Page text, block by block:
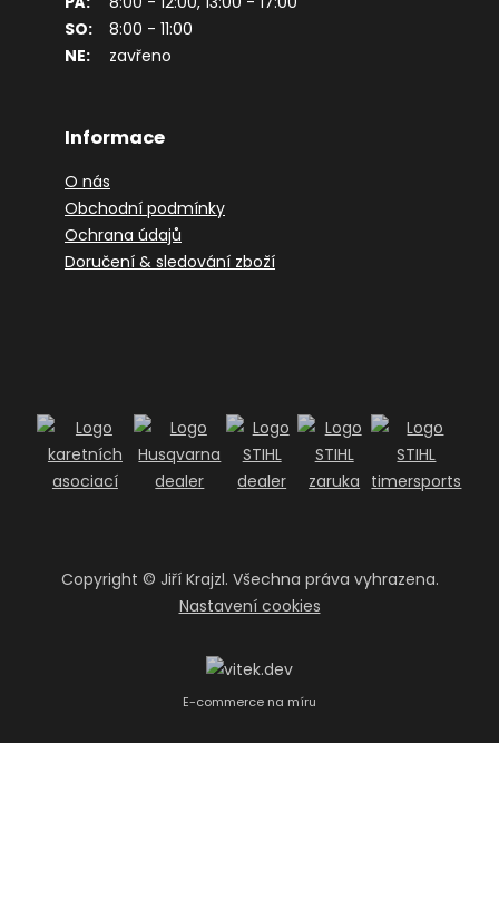
SO:
8:00 - 11:00
NE:
zavřeno
Informace
O nás
Obchodní podmínky
Ochrana údajů
Doručení & sledování zboží
Copyright © Jiří Krajzl. Všechna práva vyhrazena.
Nastavení cookies
E-commerce na míru